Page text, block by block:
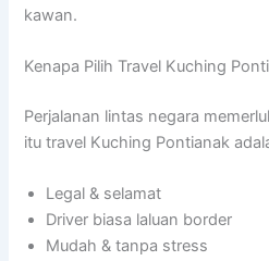
kawan.
Kenapa Pilih Travel Kuching
Perjalanan lintas negara
itu travel Kuching Pontianak
Legal & selamat
Driver biasa laluan border
Mudah & tanpa stress